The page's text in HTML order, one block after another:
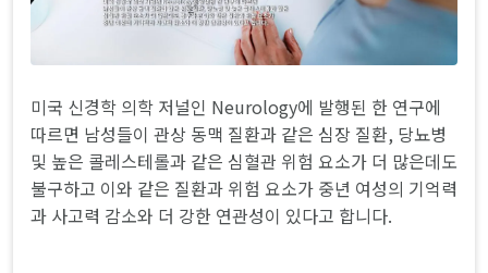
미국 신경학 의학 저널인 Neurology에 발행된 한 연구에
따르면 남성들이 관상 동맥 질환과 같은 심장 질환, 당뇨병
및 높은 콜레스테롤과 같은 심혈관 위험 요소가 더 많은데도
불구하고 이와 같은 질환과 위험 요소가 중년 여성의 기억력
과 사고력 감소와 더 강한 연관성이 있다고 합니다.